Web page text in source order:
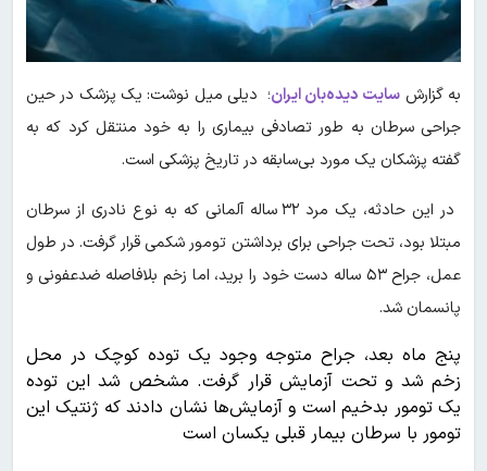
به گزارش سایت دیده‌بان ایران؛ دیلی میل نوشت: یک پزشک در حین
جراحی سرطان به طور تصادفی بیماری را به خود منتقل کرد که به
گفته پزشکان یک مورد بی‌سابقه در تاریخ پزشکی است.
در این حادثه، یک مرد ۳۲ ساله آلمانی که به نوع نادری از سرطان
مبتلا بود، تحت جراحی برای برداشتن تومور شکمی قرار گرفت. در طول
عمل، جراح ۵۳ ساله دست خود را برید، اما زخم بلافاصله ضدعفونی و
پانسمان شد.
پنج ماه بعد، جراح متوجه وجود یک توده کوچک در محل
زخم شد و تحت آزمایش قرار گرفت. مشخص شد این توده
یک تومور بدخیم است و آزمایش‌ها نشان دادند که ژنتیک این
تومور با سرطان بیمار قبلی یکسان است